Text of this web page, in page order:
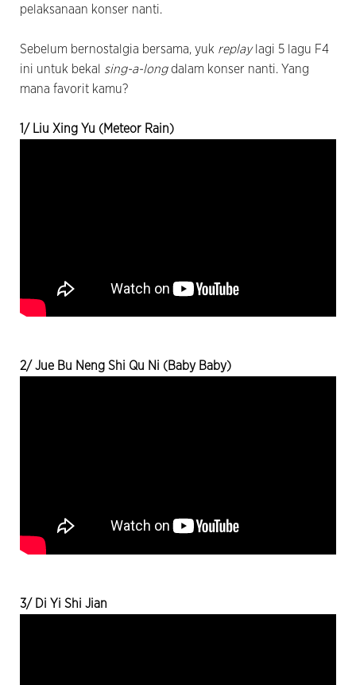
pelaksanaan konser nanti.
Sebelum bernostalgia bersama, yuk replaylagi 5 lagu F4
ini untuk bekal sing-a-longdalam konser nanti. Yang
mana favorit kamu?
1/ Liu Xing Yu (Meteor Rain)
2/ Jue Bu Neng Shi Qu Ni (Baby Baby)
3/ Di Yi Shi Jian